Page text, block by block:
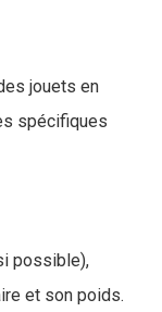
jouets en
spécifiques
possible),
et son poids.